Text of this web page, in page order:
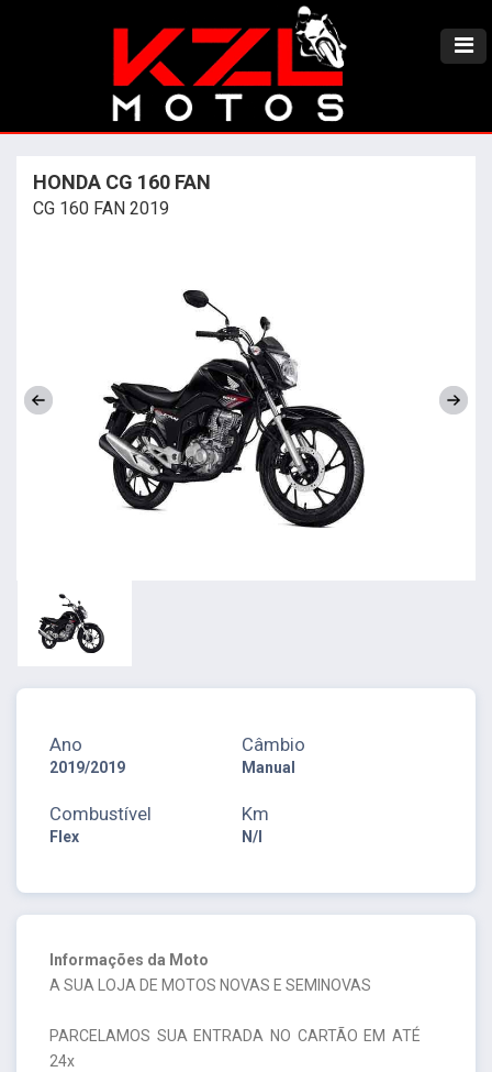
HONDA CG 160 FAN
CG 160 FAN 2019
Ano
2019/2019
Câmbio
Manual
Combustível
Flex
Km
N/I
Informações da Moto
A SUA LOJA DE MOTOS NOVAS E SEMINOVAS
PARCELAMOS SUA ENTRADA NO CARTÃO EM ATÉ
24x